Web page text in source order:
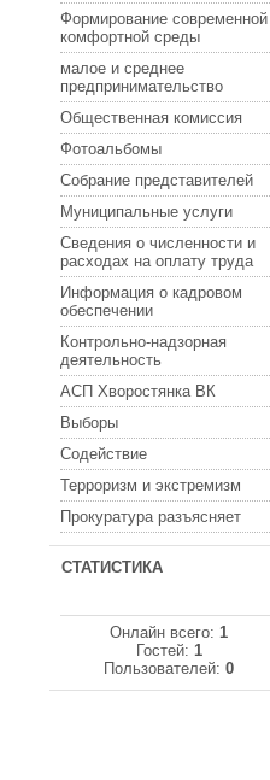
Формирование современной
комфортной среды
малое и среднее
предпринимательство
Общественная комиссия
Фотоальбомы
Собрание представителей
Муниципальные услуги
Сведения о численности и
расходах на оплату труда
Информация о кадровом
обеспечении
Контрольно-надзорная
деятельность
АСП Хворостянка ВК
Выборы
Содействие
Терроризм и экстремизм
Прокуратура разъясняет
СТАТИСТИКА
Онлайн всего: 1
Гостей: 1
Пользователей: 0